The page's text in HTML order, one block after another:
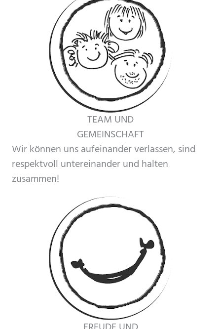
TEAM UND
GEMEINSCHAFT
Wir können uns aufeinander verlassen, sind
respektvoll untereinander und halten
zusammen!